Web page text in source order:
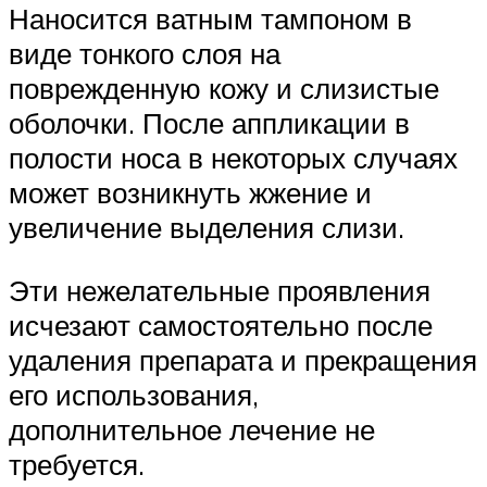
Наносится ватным тампоном в
виде тонкого слоя на
поврежденную кожу и слизистые
оболочки. После аппликации в
полости носа в некоторых случаях
может возникнуть жжение и
увеличение выделения слизи.
Эти нежелательные проявления
исчезают самостоятельно после
удаления препарата и прекращения
его использования,
дополнительное лечение не
требуется.